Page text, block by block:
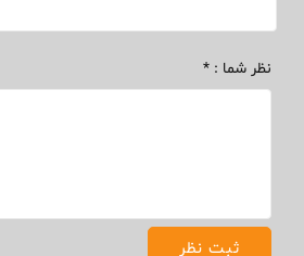
نظر شما : *